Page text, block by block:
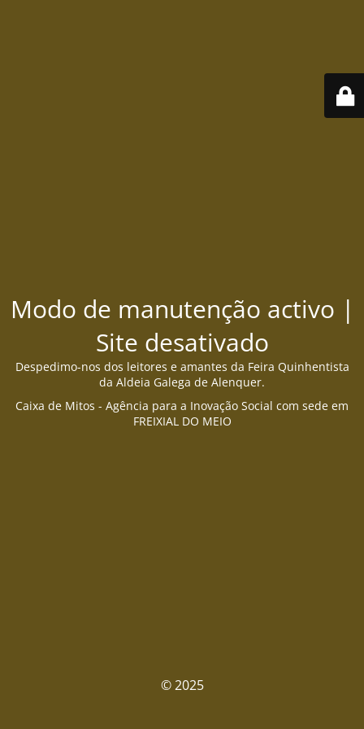
Modo de manutenção activo |
Site desativado
Despedimo-nos dos leitores e amantes da Feira Quinhentista
da Aldeia Galega de Alenquer.
Caixa de Mitos - Agência para a Inovação Social com sede em
FREIXIAL DO MEIO
© 2025